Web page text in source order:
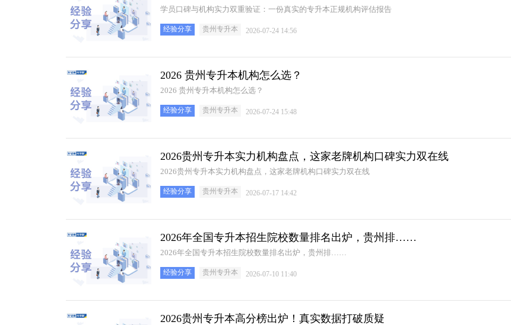
学员口碑与机构实力双重验证：一份真实的专升本正规机构评估报告
经验分享 贵州专升本 2026-07-24 14:56
2026 贵州专升本机构怎么选？
2026 贵州专升本机构怎么选？
经验分享 贵州专升本 2026-07-24 15:48
2026贵州专升本实力机构盘点，这家老牌机构口碑实力双在线
2026贵州专升本实力机构盘点，这家老牌机构口碑实力双在线
经验分享 贵州专升本 2026-07-17 14:42
2026年全国专升本招生院校数量排名出炉，贵州排……
2026年全国专升本招生院校数量排名出炉，贵州排……
经验分享 贵州专升本 2026-07-10 11:40
2026贵州专升本高分榜出炉！真实数据打破质疑